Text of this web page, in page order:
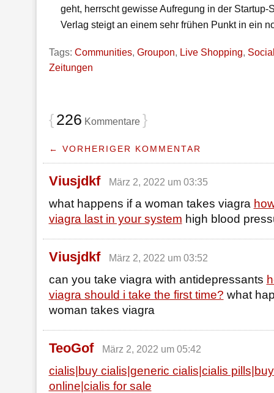
geht, herrscht gewisse Aufregung in der Startup-
Verlag steigt an einem sehr frühen Punkt in ein
Tags: Communities, Groupon, Live Shopping,
Zeitungen
{226 Kommentare }
← VORHERIGER KOMMENTAR
Viusjdkf März 2, 2022 um 03:35
what happens if a woman takes viagra
viagra last in your system high blood
Viusjdkf März 2, 2022 um 03:52
can you take viagra with antidepressants
viagra should i take the first time? what
woman takes viagra
TeoGof März 2, 2022 um 05:42
cialis|buy cialis|generic cialis|cialis
online|cialis for sale